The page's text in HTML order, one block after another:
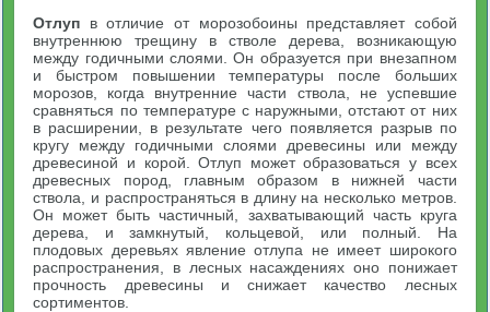
Отлуп в отличие от морозобоины представляет собой
внутреннюю трещину в стволе дерева, возникающую
между годичными слоями. Он образуется при внезапном
и быстром повышении температуры после больших
морозов, когда внутренние части ствола, не успевшие
сравняться по температуре с наружными, отстают от них
в расширении, в результате чего появляется разрыв по
кругу между годичными слоями древесины или между
древесиной и корой. Отлуп может образоваться у всех
древесных пород, главным образом в нижней части
ствола, и распространяться в длину на несколько метров.
Он может быть частичный, захватывающий часть круга
дерева, и замкнутый, кольцевой, или полный. На
плодовых деревьях явление отлупа не имеет широкого
распространения, в лесных насаждениях оно понижает
прочность древесины и снижает качество лесных
сортиментов.